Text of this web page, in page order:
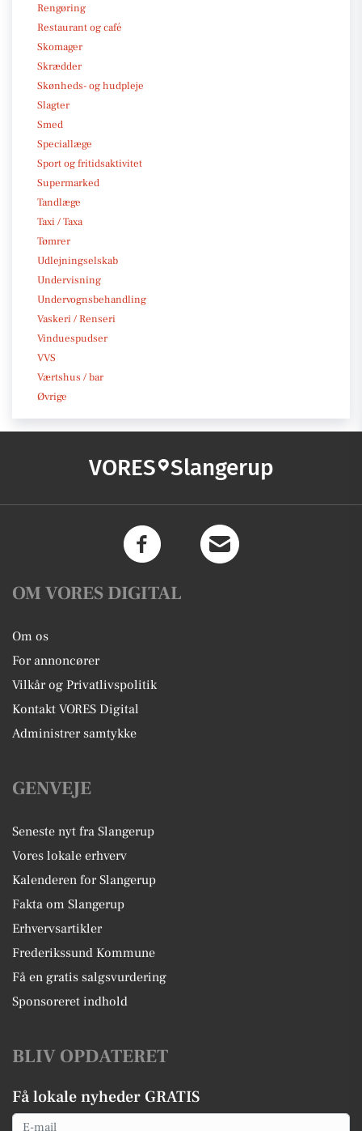
Rengøring
Restaurant og café
Skomager
Skrædder
Skønheds- og hudpleje
Slagter
Smed
Speciallæge
Sport og fritidsaktivitet
Supermarked
Tandlæge
Taxi / Taxa
Tømrer
Udlejningselskab
Undervisning
Undervognsbehandling
Vaskeri / Renseri
Vinduespudser
VVS
Værtshus / bar
Øvrige
VORES Slangerup
OM VORES DIGITAL
Om os
For annoncører
Vilkår og Privatlivspolitik
Kontakt VORES Digital
Administrer samtykke
GENVEJE
Seneste nyt fra Slangerup
Vores lokale erhverv
Kalenderen for Slangerup
Fakta om Slangerup
Erhvervsartikler
Frederikssund Kommune
Få en gratis salgsvurdering
Sponsoreret indhold
BLIV OPDATERET
Få lokale nyheder GRATIS
Email